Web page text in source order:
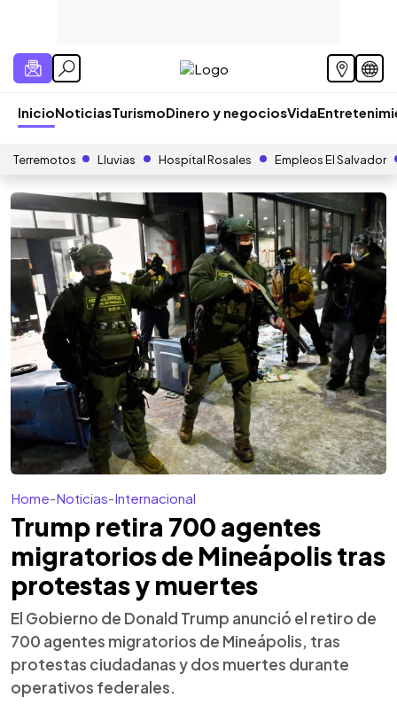
InicioNoticiasTurismoDinero y negociosVida
Terremotos Lluvias Hospital Rosales Empleos El Salvador
Home-Noticias-Internacional
Trump retira 700 agentes
migratorios de Mineápolis tras
protestas y muertes
El Gobierno de Donald Trump anunció el retiro de
700 agentes migratorios de Mineápolis, tras
protestas ciudadanas y dos muertes durante
operativos federales.